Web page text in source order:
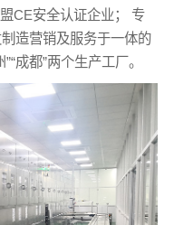
CE安全认证企业； 专
造营销及服务于一体的
成都”两个生产工厂。